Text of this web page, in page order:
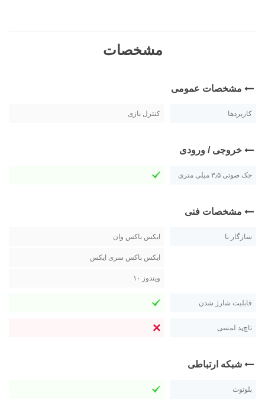
مشخصات
مشخصات عمومی
کاربردها کنترل بازی
خروجی / ورودی
جک صوتی ۳٫۵ میلی متری
مشخصات فنی
سازگار با ایکس باکس وان
ایکس باکس سری ایکس
ویندوز ۱۰
قابلیت شارژ شدن
تاچ‌پد لمسی
شبکه ارتباطی
بلوتوث